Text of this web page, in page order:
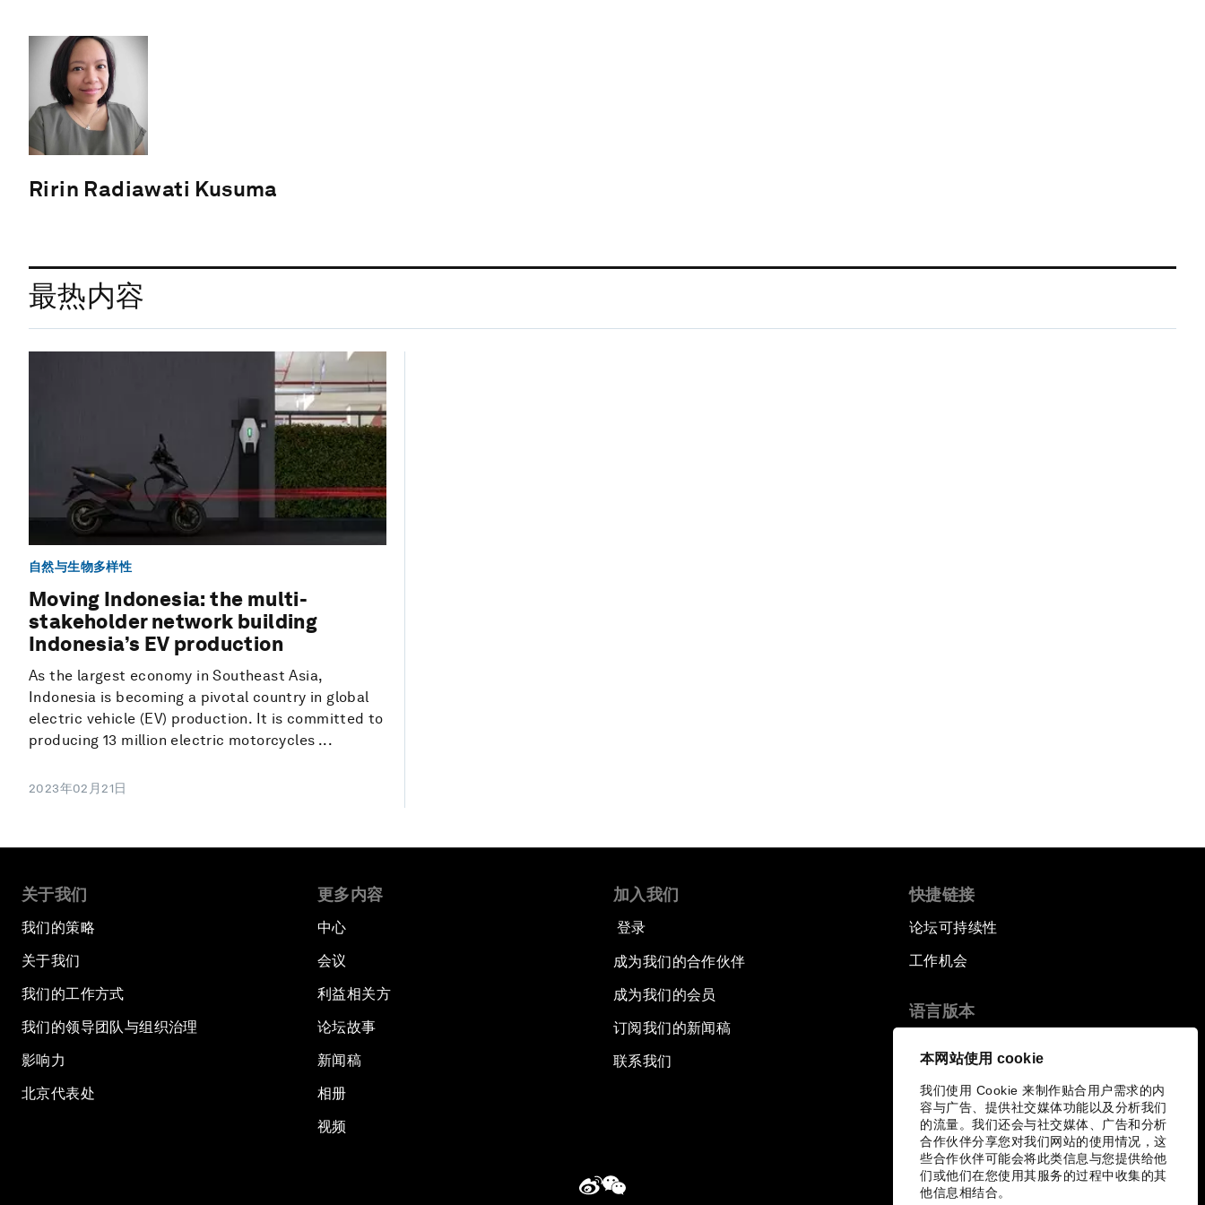
本网站使用 cookie
我们使用 Cookie 来制作贴合用户需求的内
容与广告、提供社交媒体功能以及分析我们
的流量。我们还会与社交媒体、广告和分析
合作伙伴分享您对我们网站的使用情况，这
些合作伙伴可能会将此类信息与您提供给他
们或他们在您使用其服务的过程中收集的其
他信息相结合。
Ririn Radiawati Kusuma
最热内容
自然与生物多样性
Moving Indonesia: the multi-
stakeholder network building
Indonesia’s EV production
As the largest economy in Southeast Asia,
Indonesia is becoming a pivotal country in global
electric vehicle (EV) production. It is committed to
producing 13 million electric motorcycles ...
2023年02月21日
关于我们
我们的策略
关于我们
我们的工作方式
我们的领导团队与组织治理
影响力
北京代表处
更多内容
中心
会议
利益相关方
论坛故事
新闻稿
相册
视频
加入我们
登录
成为我们的合作伙伴
成为我们的会员
订阅我们的新闻稿
联系我们
快捷链接
论坛可持续性
工作机会
语言版本